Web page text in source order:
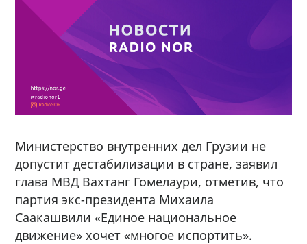
Министерство внутренних дел Грузии не
допустит дестабилизации в стране, заявил
глава МВД Вахтанг Гомелаури, отметив, что
партия экс-президента Михаила
Саакашвили «Единое национальное
движение» хочет «многое испортить».